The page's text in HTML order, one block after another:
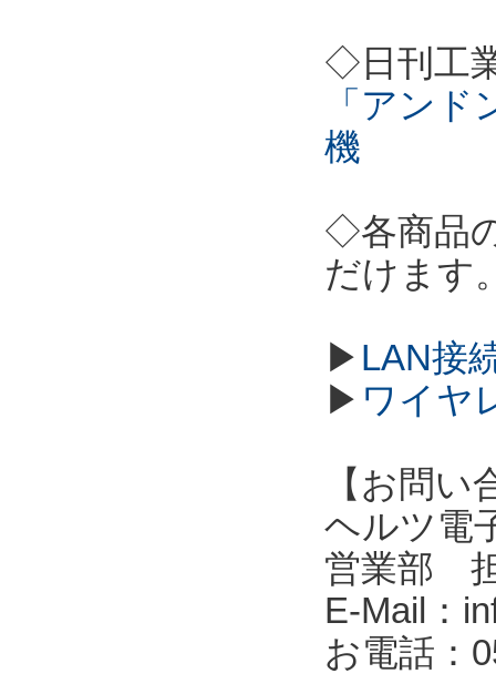
◇日刊工
「アン
機
◇各商品
だけます
▶ LAN接
▶ ワイヤ
【お問い
ヘルツ電
営業部
E-Mail：
お電話：